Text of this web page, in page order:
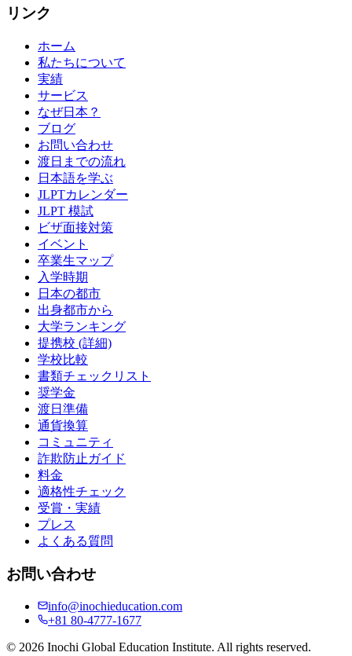
リンク
ホーム
私たちについて
実績
サービス
なぜ日本？
ブログ
お問い合わせ
渡日までの流れ
日本語を学ぶ
JLPTカレンダー
JLPT 模試
ビザ面接対策
イベント
卒業生マップ
入学時期
日本の都市
出身都市から
大学ランキング
提携校 (詳細)
学校比較
書類チェックリスト
奨学金
渡日準備
通貨換算
コミュニティ
詐欺防止ガイド
料金
適格性チェック
受賞・実績
プレス
よくある質問
お問い合わせ
info@inochieducation.com
+81 80-4777-1677
© 2026 Inochi Global Education Institute. All rights reserved.